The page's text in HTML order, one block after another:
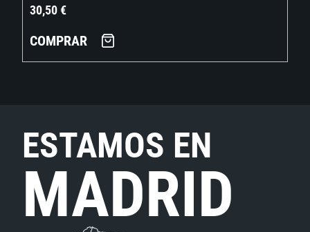
30,50€
COMPRAR
ESTAMOS EN
MADRID